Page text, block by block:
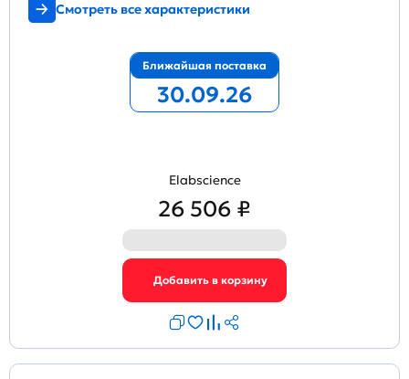
Смотреть все характеристики
Ближайшая поставка
30.09.26
Elabscience
26 506 ₽